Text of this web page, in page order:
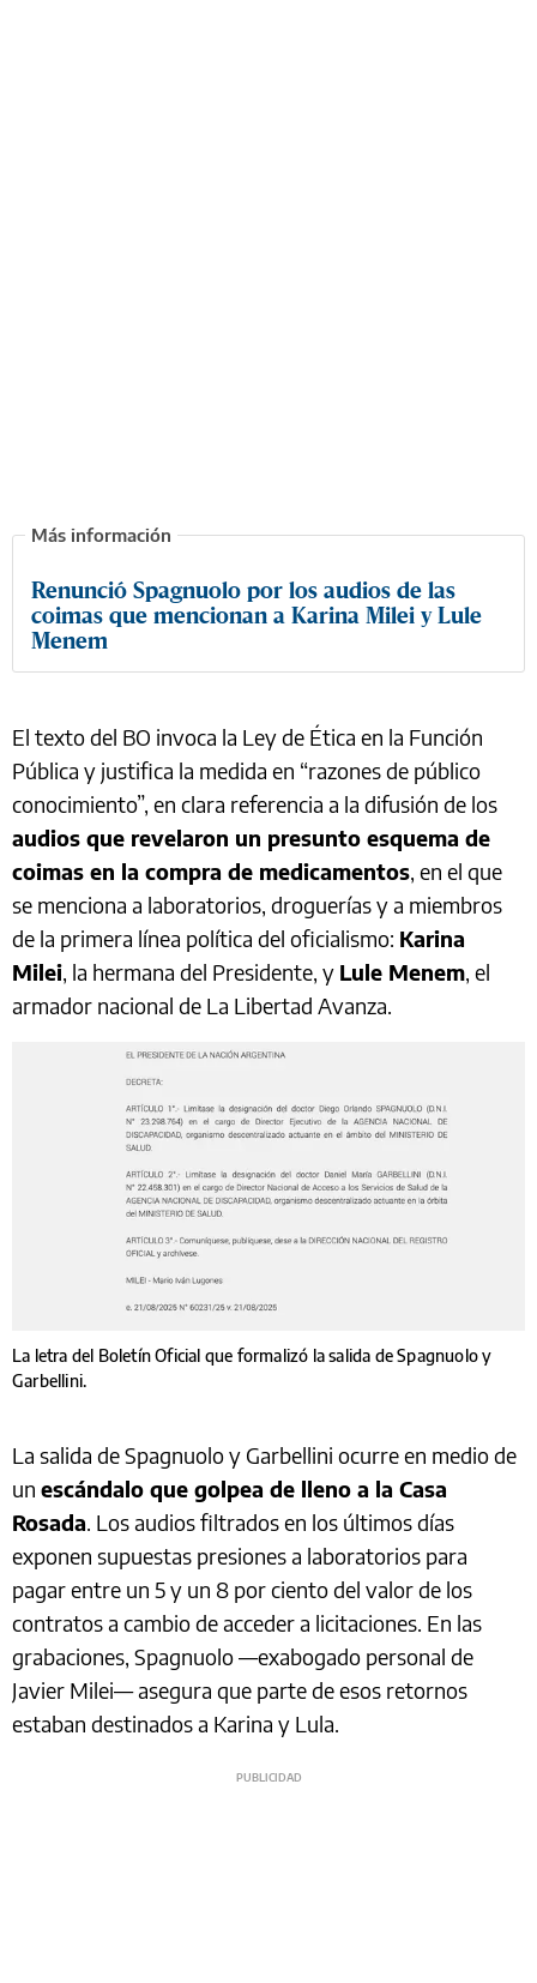
Renunció Spagnuolo por los audios de las
coimas que mencionan a Karina Milei y Lule
Menem
El texto del BO invoca la Ley de Ética en la Función
Pública y justifica la medida en “razones de público
conocimiento”, en clara referencia a la difusión de los
audios que revelaron un presunto esquema de
coimas en la compra de medicamentos, en el que
se menciona a laboratorios, droguerías y a miembros
de la primera línea política del oficialismo: Karina
Milei, la hermana del Presidente, y Lule Menem, el
armador nacional de La Libertad Avanza.
La letra del Boletín Oficial que formalizó la salida de Spagnuolo y
Garbellini.
La salida de Spagnuolo y Garbellini ocurre en medio de
un escándalo que golpea de lleno a la Casa
Rosada. Los audios filtrados en los últimos días
exponen supuestas presiones a laboratorios para
pagar entre un 5 y un 8 por ciento del valor de los
contratos a cambio de acceder a licitaciones. En las
grabaciones, Spagnuolo —exabogado personal de
Javier Milei— asegura que parte de esos retornos
estaban destinados a Karina y Lula.